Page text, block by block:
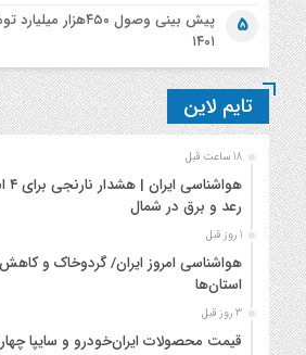
5
پیش بینی وصول
۱۴۰۱
تایم لاین
18 ساعت قبل
رعد و برق در شمال
1 روز قبل
هواشناسی امروز ایران/ گردوخاک و
استان‌ها
3 روز قبل
قیمت محصولات ایران‌خودرو و سایپا چهارشنبه ۱۴